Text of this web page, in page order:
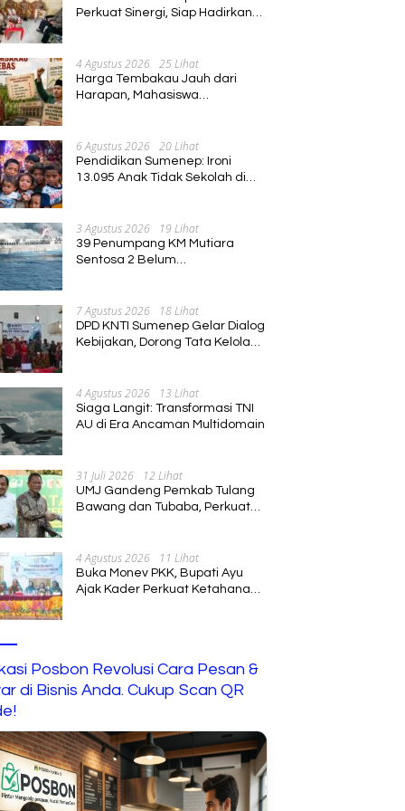
Perkuat Sinergi, Siap Hadirkan
4 Agustus 2026 25 Lihat
Harga Tembakau Jauh dari
Harapan, Mahasiswa
6 Agustus 2026 20 Lihat
Pendidikan Sumenep: Ironi
13.095 Anak Tidak Sekolah di
3 Agustus 2026 19 Lihat
39 Penumpang KM Mutiara
Sentosa 2 Belum
7 Agustus 2026 18 Lihat
DPD KNTI Sumenep Gelar Dialog
Kebijakan, Dorong Tata Kelola
4 Agustus 2026 13 Lihat
Siaga Langit: Transformasi TNI
AU di Era Ancaman Multidomain
31 Juli 2026 12 Lihat
UMJ Gandeng Pemkab Tulang
Bawang dan Tubaba, Perkuat
4 Agustus 2026 11 Lihat
Buka Monev PKK, Bupati Ayu
Ajak Kader Perkuat Ketahanan
Posbon Revolusi Cara Pesan &
di Bisnis Anda. Cukup Scan QR